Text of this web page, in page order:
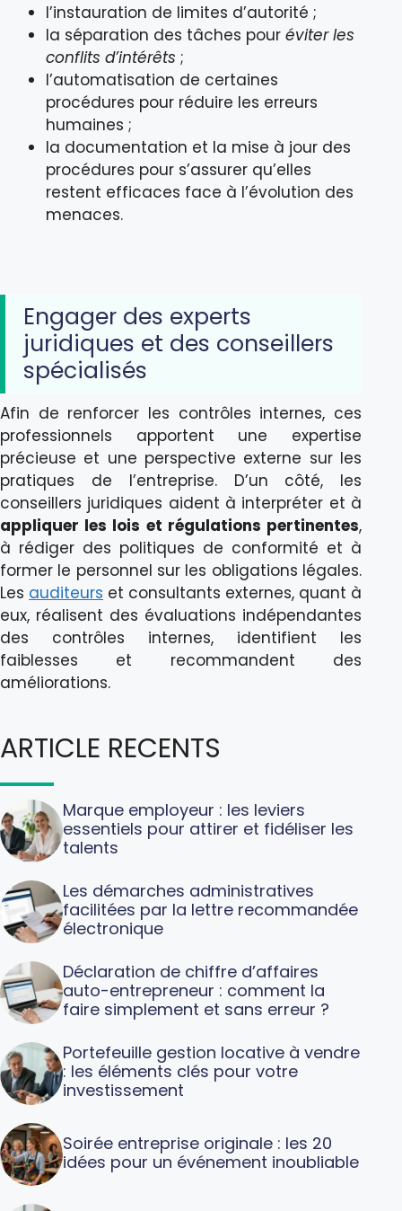
l’instauration de limites d’autorité ;
la séparation des tâches pour éviter les
conflits d’intérêts ;
l’automatisation de certaines
procédures pour réduire les erreurs
humaines ;
la documentation et la mise à jour des
procédures pour s’assurer qu’elles
restent efficaces face à l’évolution des
menaces.
Engager des experts
juridiques et des conseillers
spécialisés
Afin de renforcer les contrôles internes, ces
professionnels apportent une expertise
précieuse et une perspective externe sur les
pratiques de l’entreprise. D’un côté, les
conseillers juridiques aident à interpréter et à
appliquer les lois et régulations pertinentes,
à rédiger des politiques de conformité et à
former le personnel sur les obligations légales.
Les auditeurs et consultants externes, quant à
eux, réalisent des évaluations indépendantes
des contrôles internes, identifient les
faiblesses et recommandent des
améliorations.
ARTICLE RECENTS
Marque employeur : les leviers
essentiels pour attirer et fidéliser les
talents
Les démarches administratives
facilitées par la lettre recommandée
électronique
Déclaration de chiffre d’affaires
auto-entrepreneur : comment la
faire simplement et sans erreur ?
Portefeuille gestion locative à vendre
: les éléments clés pour votre
investissement
Soirée entreprise originale : les 20
idées pour un événement inoubliable